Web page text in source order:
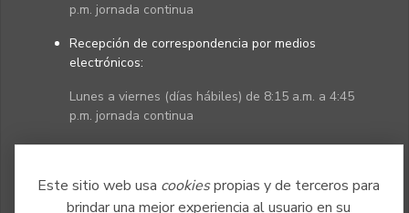
Este sitio web usa cookiespropias y de terceros para
brindar una mejor experiencia al usuario en su
p.m. jornada continua
Recepción de correspondencia por medios
electrónicos:
Lunes a viernes (días hábiles) de 8:15 a.m. a 4:45
p.m. jornada continua